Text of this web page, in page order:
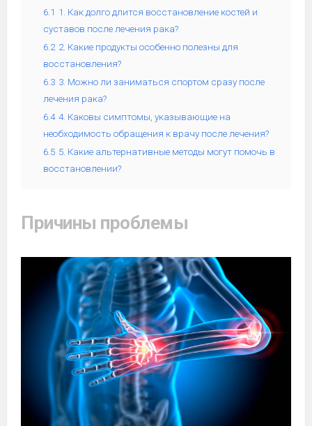
6.1 1. Как долго длится восстановление костей и
суставов после лечения рака?
6.2 2. Какие продукты особенно полезны для
восстановления?
6.3 3. Можно ли заниматься спортом сразу после
лечения рака?
6.4 4. Каковы симптомы, указывающие на
необходимость обращения к врачу после лечения?
6.5 5. Какие альтернативные методы могут помочь в
восстановлении?
Причины проблемы